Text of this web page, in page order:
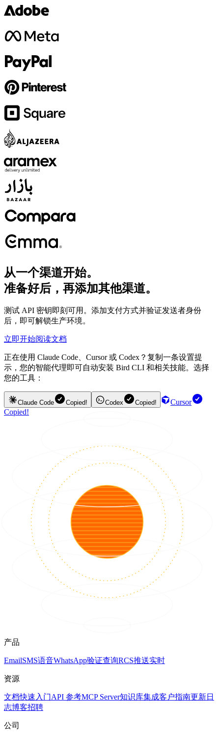
从一个渠道开始。
准备好后，再添加其他渠道。
测试 API 密钥即刻可用。添加支付方式并验证发送者身份
后，即可解锁生产环境。
立即开始阅读文档
正在使用 Claude Code、Cursor 或 Codex？复制一条设置提
示，您的智能代理即可自动安装 Bird CLI 和相关技能。选择
您的工具：
Claude Code Copied! Codex Copied!
Cursor
Copied!
产品
EmailSMS语音WhatsApp验证查询RCS推送实时
资源
文档快速入门API 参考MCP Server知识库集成客户指南更新日
志博客招聘
公司